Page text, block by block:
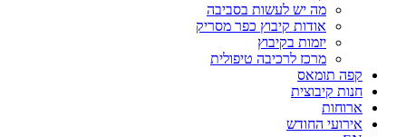
מה יש לעשות בסביבה
אודות קיבוץ כפר מסריק
יזמות בקיבוץ
מרכז לרכיבה טיפולית
קפה תומאס
חנות קיבוצית
ארוחות
אירועי החודש